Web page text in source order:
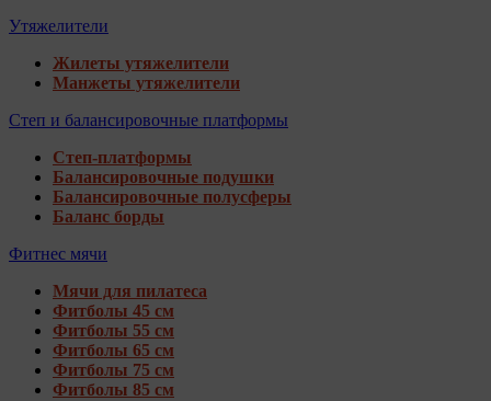
Утяжелители
Жилеты утяжелители
Манжеты утяжелители
Степ и балансировочные платформы
Степ-платформы
Балансировочные подушки
Балансировочные полусферы
Баланс борды
Фитнес мячи
Мячи для пилатеса
Фитболы 45 см
Фитболы 55 см
Фитболы 65 см
Фитболы 75 см
Фитболы 85 см